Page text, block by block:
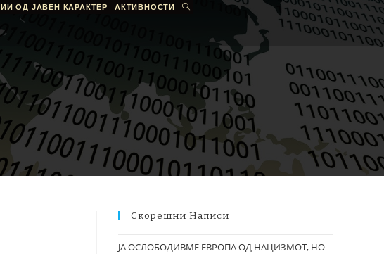
ОД ЈАВЕН КАРАКТЕР АКТИВНОСТИ
Скорешни Написи
ЈА ОСЛОБОДИВМЕ ЕВРОПА ОД НАЦИЗМОТ, НО